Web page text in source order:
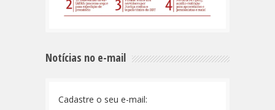
Notícias no e-mail
Cadastre o seu e-mail: